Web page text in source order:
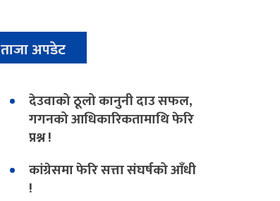
ताजा अपडेट
देउवाको ठूलो कानुनी दाउ सफल,
गगनको आधिकारिकतामाथि फेरि
प्रश्न !
कांग्रेसमा फेरि सत्ता संघर्षको आँधी
!